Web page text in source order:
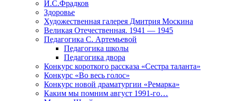
И.С.Фрадков
Здоровье
Художественная галерея Дмитрия Москина
Великая Отечественная. 1941 — 1945
Педагогика С. Артемьевой
Педагогика школы
Педагогика двора
Конкурс короткого рассказа «Сестра таланта»
Конкурс «Во весь голос»
Конкурс новой драматургии «Ремарка»
Каким мы помним август 1991-го…